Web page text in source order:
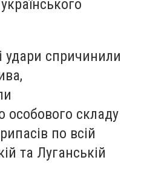
удари спричинили
особового складу
по всій
та Луганській